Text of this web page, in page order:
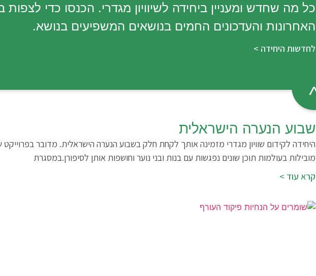
כל מה שחדש ומעניין ביחידה לשיוויון מגדרי. הכנסו כדי
האחרונות והעדכונים החמים בנושאים המשפיעים בנושא.
לחדשות היחידה >
שבוע הנערה הישראלית
היחידה לקידום שוויון מגדרי מזמינה אותך לקחת חלק בשבוע הנערה הישראלית. מדובר
מובילות בעולמות תוכן שונים נפגשות עם בנות ובני נוער וחושפות אותן לסיפורן.במסגרת
קרא עוד >